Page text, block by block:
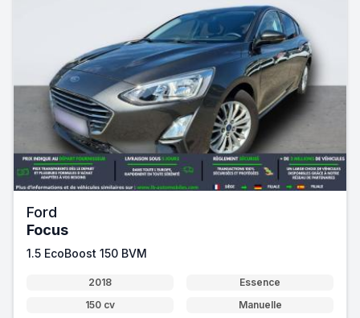
Ford
Focus
1.5 EcoBoost 150 BVM
2018
Essence
150 cv
Manuelle